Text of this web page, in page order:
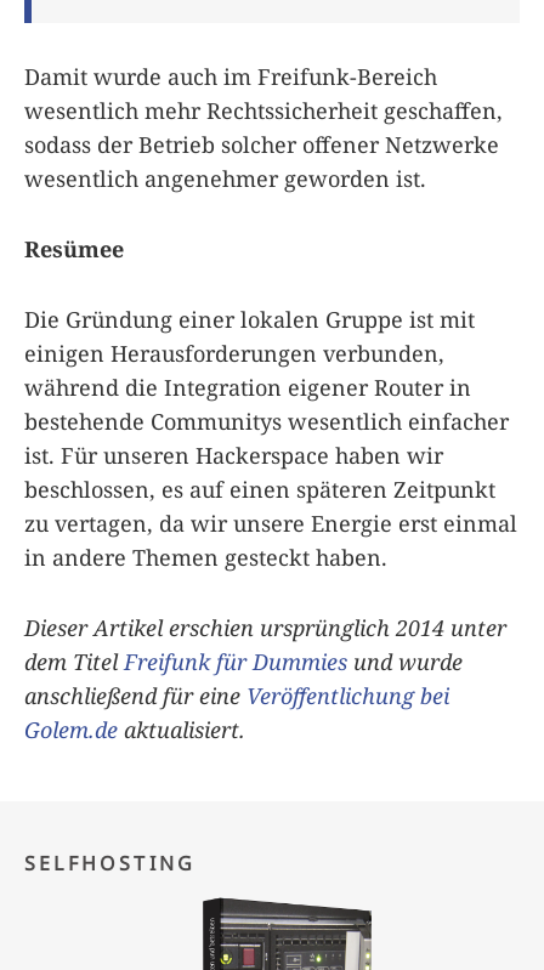
Damit wurde auch im Freifunk-Bereich
wesentlich mehr Rechtssicherheit geschaffen,
sodass der Betrieb solcher offener Netzwerke
wesentlich angenehmer geworden ist.
Resümee
Die Gründung einer lokalen Gruppe ist mit
einigen Herausforderungen verbunden,
während die Integration eigener Router in
bestehende Communitys wesentlich einfacher
ist. Für unseren Hackerspace haben wir
beschlossen, es auf einen späteren Zeitpunkt
zu vertagen, da wir unsere Energie erst einmal
in andere Themen gesteckt haben.
Dieser Artikel erschien ursprünglich 2014 unter
dem TitelFreifunk für Dummies und wurde
anschließend für eine Veröffentlichung bei
Golem.de aktualisiert.
SELFHOSTING